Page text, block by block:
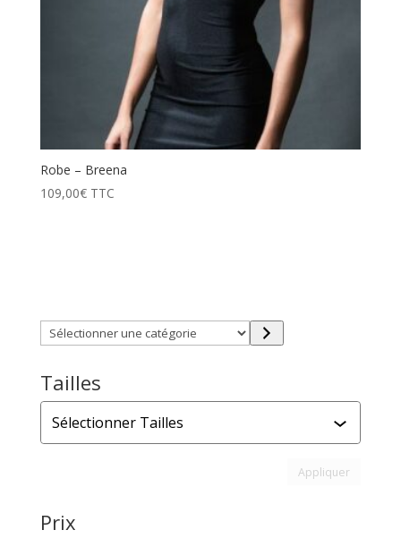
Robe – Breena
109,00€ TTC
Sélectionner
une
Tailles
Appliquer
Prix